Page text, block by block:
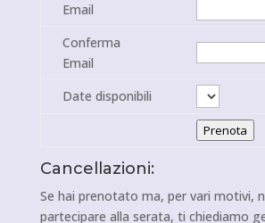
Email
Conferma
Email
Date disponibili
Prenota
Cancellazioni:
Se hai prenotato ma, per vari motivi,
partecipare alla serata, ti chiediamo